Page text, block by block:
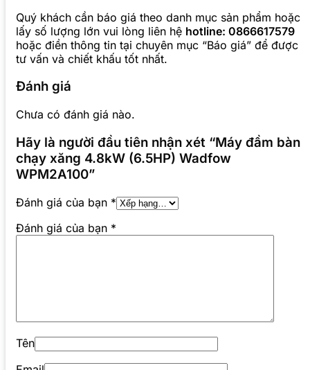
Quý khách cần báo giá theo danh mục sản phẩm hoặc
lấy số lượng lớn vui lòng liên hệ hotline: 0866617579
hoặc điền thông tin tại chuyên mục “Báo giá” để được
tư vấn và chiết khấu tốt nhất.
Đánh giá
Chưa có đánh giá nào.
Hãy là người đầu tiên nhận xét “Máy đầm bàn
chạy xăng 4.8kW (6.5HP) Wadfow
WPM2A100”
Đánh giá của bạn *
Đánh giá của bạn *
Tên